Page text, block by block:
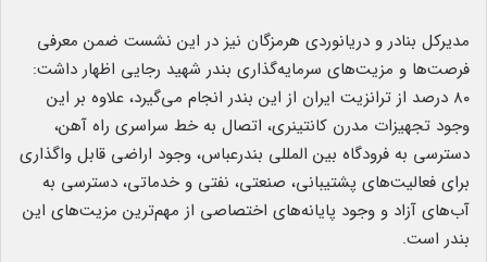
مدیرکل بنادر و دریانوردی هرمزگان نیز در این نشست ضمن معرفی
فرصت‌ها و مزیت‌های سرمایه‌گذاری بندر شهید رجایی اظهار داشت:
۸۰ درصد از ترانزیت ایران از این بندر انجام می‌گیرد، علاوه بر این
وجود تجهیزات مدرن کانتینری، اتصال به خط سراسری راه آهن،
دسترسی به فرودگاه بین المللی بندرعباس، وجود اراضی قابل واگذاری
برای فعالیت‌های پشتیبانی، صنعتی، نفتی و خدماتی، دسترسی به
آب‌های آزاد و وجود پایانه‌های اختصاصی از مهم‌ترین مزیت‌های این
بندر است.